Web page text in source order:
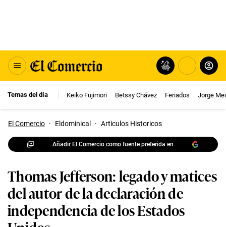
Temas del día Keiko Fujimori Betssy Chávez Feriados Jorge
El Comercio · Eldominical · Articulos Historicos
Añadir El Comercio como fuente preferida en
Thomas Jefferson: legado y matices
del autor de la declaración de
independencia de los Estados